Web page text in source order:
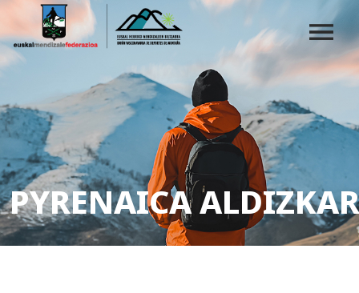
PYRENAICA